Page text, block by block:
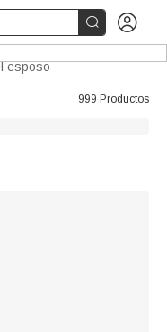
 
esposo
999 Productos